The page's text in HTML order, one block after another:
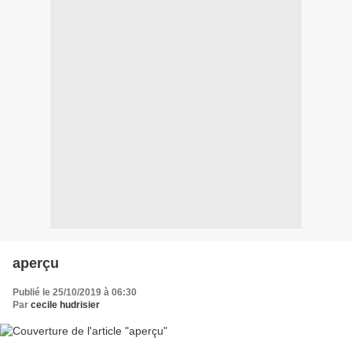
aperçu
Publié le 25/10/2019 à 06:30
Par cecile hudrisier